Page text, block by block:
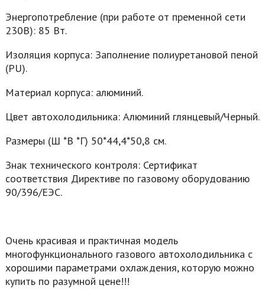
Энергопотребление (при работе от пременной сети
230В): 85 Вт.
Изоляция корпуса: Заполнение полиуретановой пеной
(PU).
Материал корпуса: алюминий.
Цвет автохолодильника: Алюминий глянцевый/Черный.
Размеры (Ш *В *Г) 50*44,4*50,8 см.
Знак технического контроля: Сертификат
соответствия Директиве по газовому оборудованию
90/396/EЭС.
Очень красивая и практичная модель
многофункционального газового автохолодильника с
хорошими параметрами охлаждения, которую можно
купить по разумной цене!!!